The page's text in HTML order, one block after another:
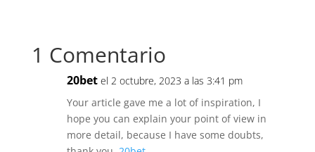
k n p
1 Comentario
20bet el 2 octubre, 2023 a las 3:41 pm
Your article gave me a lot of inspiration, I
hope you can explain your point of view in
more detail, because I have some doubts,